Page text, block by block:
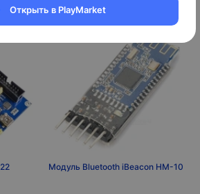
Открыть в PlayMarket
Модуль Bluetooth iBeacon HM-10